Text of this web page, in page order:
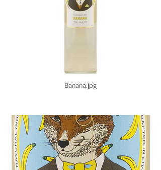
Banana.jpg